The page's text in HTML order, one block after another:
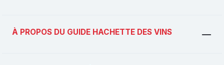
À PROPOS DU GUIDE HACHETTE DES VINS